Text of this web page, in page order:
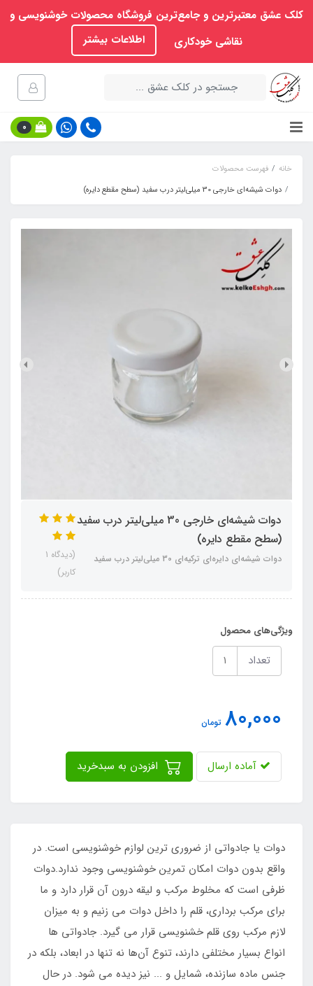
کلک عشق معتبرترین و جامع‌ترین فروشگاه محصولات خوشنویسی و
نقاشی خودکاری
اطلاعات بیشتر
0
خانه
فهرست محصولات
دوات شیشه‌ای خارجی 30 میلی‌لیتر درب سفید (سطح مقطع دایره‌)
دوات شیشه‌ای خارجی 30 میلی‌لیتر درب سفید
(سطح مقطع دایره‌)
دوات شیشه‌ای دایره‌ای ترکیه‌ای 30 میلی‌لیتر درب سفید
(دیدگاه 1
کاربر)
ویژگی‌های محصول
تعداد
80,000 تومان
آماده ارسال
دوات یا جادواتی از ضروری ترین لوازم خوشنویسی است. در
واقع بدون دوات امکان تمرین خوشنویسی وجود ندارد.دوات
ظرفی است که مخلوط مرکب و لیقه درون آن قرار دارد و ما
برای مرکب برداری، قلم را داخل دوات می زنیم و به میزان
لازم مرکب روی قلم خشنویسی قرار می گیرد. جادواتی ها
انواع بسیار مختلفی دارند، تنوع آن‌ها نه تنها در ابعاد، بلکه در
جنس ماده سازنده، شمایل و ... نیز دیده می شود. در حال